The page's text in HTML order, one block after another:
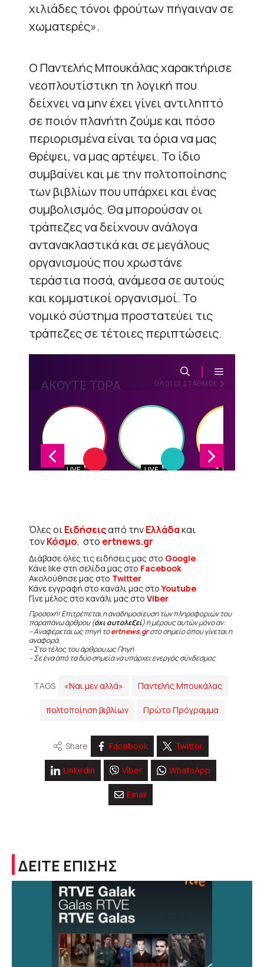
χιλιάδες τόνοι φρούτων πήγαιναν σε
χωματερές».
Ο Παντελής Μπουκάλας χαρακτήρισε
νεοπλουτίστικη τη λογική που
δείχνει να μην έχει γίνει αντιληπτό
σε ποιόν πλανήτη ζούμε και πόσο
περιορισμένα είναι τα όρια να μας
θρέψει, να μας αρτέψει. Το ίδιο
συμβαίνει και με την πολτοποίησης
των βιβλίων που υπάρχει και ένας
συμβολισμός. Θα μπορούσαν οι
τράπεζες να δείχνουν ανάλογα
αντανακλαστικά και σε μεγάλους
οργανισμούς που χρωστάνε
τεράστια ποσά, ανάμεσα σε αυτούς
και κομματικοί οργανισμοί. Το
νομικό σύστημα προστατεύει τις
τράπεζες σε τέτοιες περιπτώσεις.
Όλες οιΕιδήσειςαπό τηνΕλλάδακαι
τονΚόσμο, στο ertnews.gr
Διάβασε όλες τις ειδήσεις μας στο Google
Κάνε like στη σελίδα μας στο Facebook
Ακολούθησε μας στο Twitter
Κάνε εγγραφή στο κανάλι μας στοYoutube
Γίνε μέλος στο κανάλι μας στο Viber
Προσοχή! Επιτρέπεται η αναδημοσίευση των πληροφοριών του
παραπάνω άρθρου (όχι αυτολεξεί) ή μέρους αυτών μόνο αν:
– Αναφέρεται ως πηγή τοertnews.grστο σημείο όπου γίνεται η
αναφορά.
– Στο τέλος του άρθρου ως Πηγή
– Σε ένα από τα δύο σημεία να υπάρχει ενεργός σύνδεσμος
TAGS «Ναι μεν αλλά» Παντελής Μπουκάλας
πολτοποίηση βιβλίων Πρώτο Πρόγραμμα
Share Facebook Twitter
Linkedin Viber WhatsApp
Email
ΔΕΙΤΕ ΕΠΙΣΗΣ